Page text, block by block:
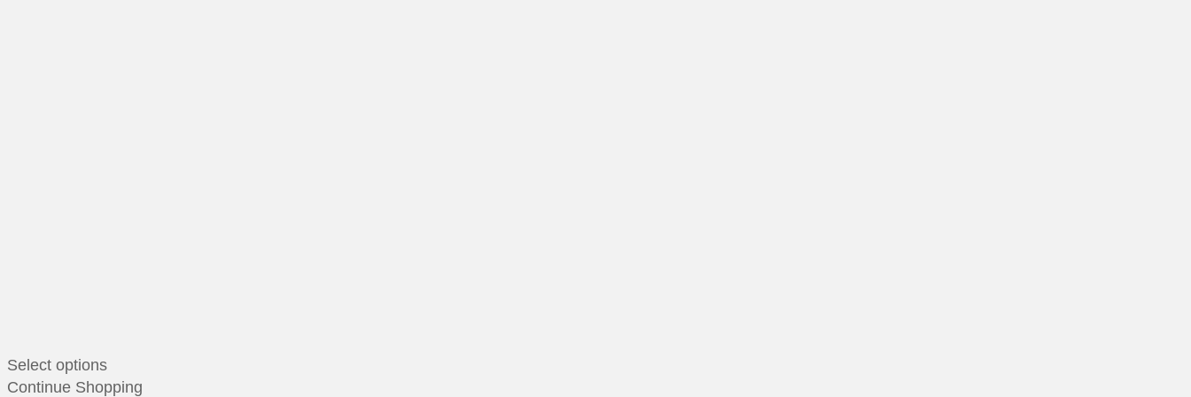
Select options
Continue Shopping